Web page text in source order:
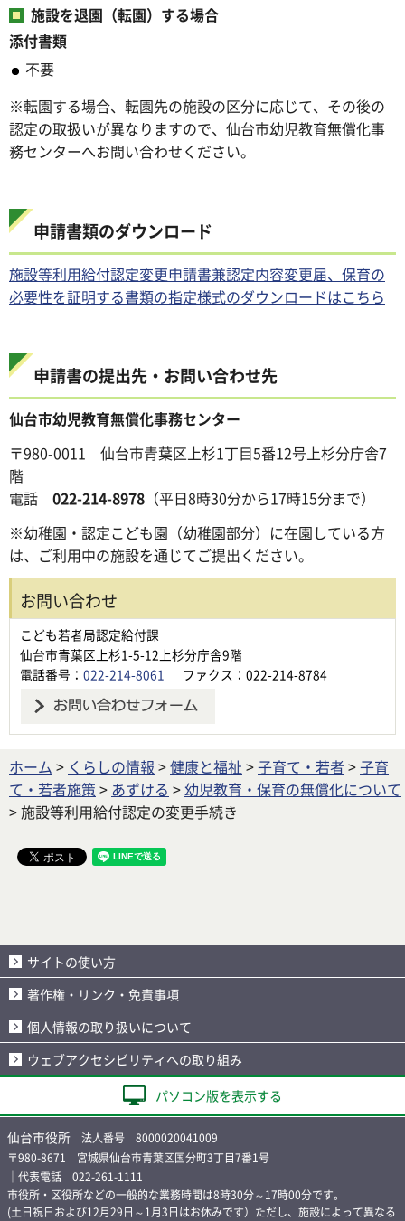
施設を退園（転園）する場合
添付書類
不要
※転園する場合、転園先の施設の区分に応じて、その後の
認定の取扱いが異なりますので、仙台市幼児教育無償化事
務センターへお問い合わせください。
申請書類のダウンロード
施設等利用給付認定変更申請書兼認定内容変更届、保育の
必要性を証明する書類の指定様式のダウンロードはこちら
申請書の提出先・お問い合わせ先
仙台市幼児教育無償化事務センター
〒980-0011 仙台市青葉区上杉1丁目5番12号上杉分庁舎7
階
電話 022-214-8978 （平日8時30分から17時15分まで）
※幼稚園・認定こども園（幼稚園部分）に在園している方
は、ご利用中の施設を通じてご提出ください。
お問い合わせ
こども若者局認定給付課
仙台市青葉区上杉1-5-12上杉分庁舎9階
電話番号： 022-214-8061 ファクス：022-214-8784
ホーム > くらしの情報 >健康と福祉 >子育て・若者 >子育
て・若者施策 > あずける >幼児教育・保育の無償化について
> 施設等利用給付認定の変更手続き
サイトの使い方
著作権・リンク・免責事項
個人情報の取り扱いについて
ウェブアクセシビリティへの取り組み
パソコン版を表示する
仙台市役所 法人番号 8000020041009
〒980-8671 宮城県仙台市青葉区国分町3丁目7番1号
｜代表電話 022-261-1111
市役所・区役所などの一般的な業務時間は8時30分～17時00分です。
(土日祝日および12月29日～1月3日はお休みです）ただし、施設によって異なる